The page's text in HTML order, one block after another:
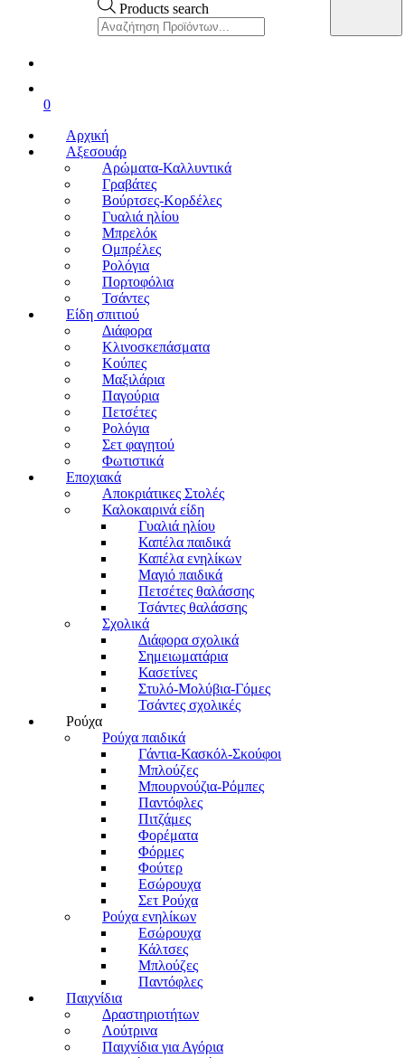
Products search
0
Αρχική
Αξεσουάρ
Αρώματα-Καλλυντικά
Γραβάτες
Βούρτσες-Κορδέλες
Γυαλιά ηλίου
Μπρελόκ
Ομπρέλες
Ρολόγια
Πορτοφόλια
Τσάντες
Είδη σπιτιού
Διάφορα
Κλινοσκεπάσματα
Κούπες
Μαξιλάρια
Παγούρια
Πετσέτες
Ρολόγια
Σετ φαγητού
Φωτιστικά
Εποχιακά
Αποκριάτικες Στολές
Καλοκαιρινά είδη
Γυαλιά ηλίου
Καπέλα παιδικά
Καπέλα ενηλίκων
Μαγιό παιδικά
Πετσέτες θαλάσσης
Τσάντες θαλάσσης
Σχολικά
Διάφορα σχολικά
Σημειωματάρια
Κασετίνες
Στυλό-Μολύβια-Γόμες
Τσάντες σχολικές
Ρούχα
Ρούχα παιδικά
Γάντια-Κασκόλ-Σκούφοι
Μπλούζες
Μπουρνούζια-Ρόμπες
Παντόφλες
Πιτζάμες
Φορέματα
Φόρμες
Φούτερ
Εσώρουχα
Σετ Ρούχα
Ρούχα ενηλίκων
Εσώρουχα
Κάλτσες
Μπλούζες
Παντόφλες
Παιχνίδια
Δραστηριοτήτων
Λούτρινα
Παιχνίδια για Αγόρια